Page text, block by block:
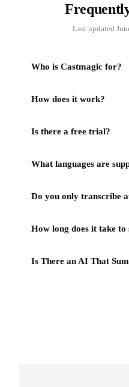
Last updated
Who is Castmagic for?
How does it work?
Is there a free trial?
What languages are
Do you only transcribe
How long does it take to
Is There an AI That